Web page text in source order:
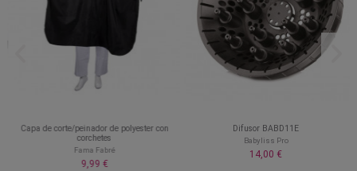
Capa de corte/peinador de polyester con
corchetes
Fama Fabré
9,99 €
Difusor BABD11E
Babyliss Pro
14,00 €